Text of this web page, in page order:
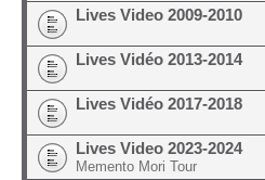
Lives Video 2009-2010
Lives Vidéo 2013-2014
Lives Vidéo 2017-2018
Lives Video 2023-2024
Memento Mori Tour